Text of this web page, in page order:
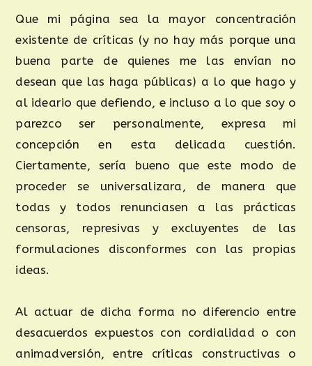
Que mi página sea la mayor concentración
existente de críticas (y no hay más porque una
buena parte de quienes me las envían no
desean que las haga públicas) a lo que hago y
al ideario que defiendo, e incluso a lo que soy o
parezco ser personalmente, expresa mi
concepción en esta delicada cuestión.
Ciertamente, sería bueno que este modo de
proceder se universalizara, de manera que
todas y todos renunciasen a las prácticas
censoras, represivas y excluyentes de las
formulaciones disconformes con las propias
ideas.
Al actuar de dicha forma no diferencio entre
desacuerdos expuestos con cordialidad o con
animadversión, entre críticas constructivas o